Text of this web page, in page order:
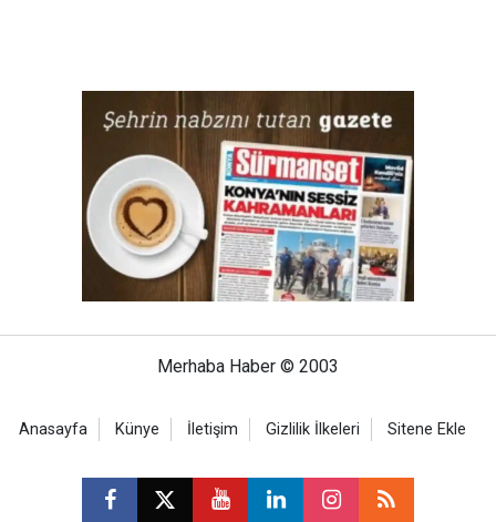
Merhaba Haber © 2003
Anasayfa Künye İletişim Gizlilik İlkeleri Sitene Ekle